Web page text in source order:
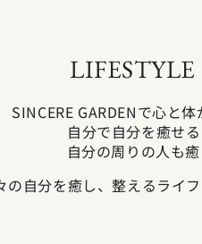
SINCERE GARDENで心と
自分で自分を癒せ
自分の周りの人も
の自分を癒し、整えるライ